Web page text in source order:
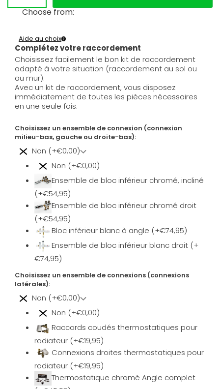
Choose from:
Complétez votre raccordement
Aide au choix
Choisissez facilement le bon kit de raccordement
adapté à votre situation (raccordement au sol ou
au mur).
Avec un kit de raccordement, vous disposez
immédiatement de toutes les pièces nécessaires
en une seule fois.
Choisissez un ensemble de connexion (connexion
milieu-bas, gauche ou droite-bas):
Non (+€0,00)
Non (+€0,00)
Ensemble de bloc inférieur chromé, incliné
(+€54,95)
Ensemble de bloc inférieur chromé droit
(+€54,95)
Bloc inférieur blanc à angle (+€74,95)
Ensemble de bloc inférieur blanc droit (+
€74,95)
Choisissez un ensemble de connexions (connexions
latérales):
Non (+€0,00)
Non (+€0,00)
Raccords coudés thermostatiques pour
radiateur (+€19,95)
Connexions droites thermostatiques pour
radiateur (+€19,95)
Thermostatique chromé Angle complet